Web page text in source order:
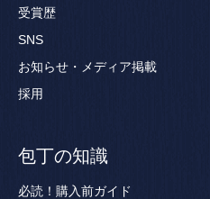
受賞歴
SNS
お知らせ・メディア掲載
採用
包丁の知識
必読！購入前ガイド